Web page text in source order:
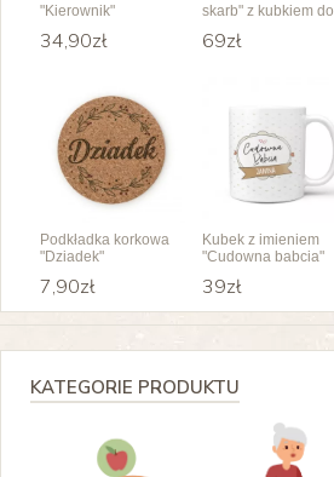
"Kierownik"
34,90zł
skarb" z kubkiem do
69zł
Podkładka korkowa
"Dziadek"
7,90zł
Kubek z imieniem
"Cudowna babcia"
39zł
KATEGORIE PRODUKTU